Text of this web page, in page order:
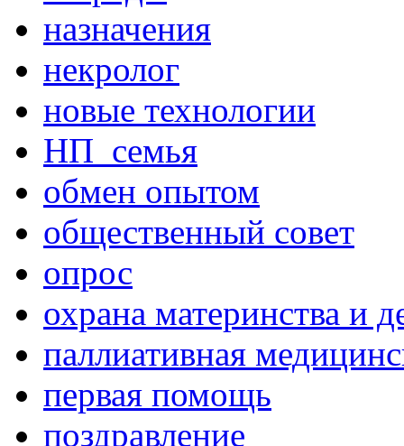
назначения
некролог
новые технологии
НП_семья
обмен опытом
общественный совет
опрос
охрана материнства и
паллиативная
первая помощь
поздравление